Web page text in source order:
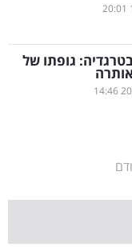
20:01
גופתו של
14:46